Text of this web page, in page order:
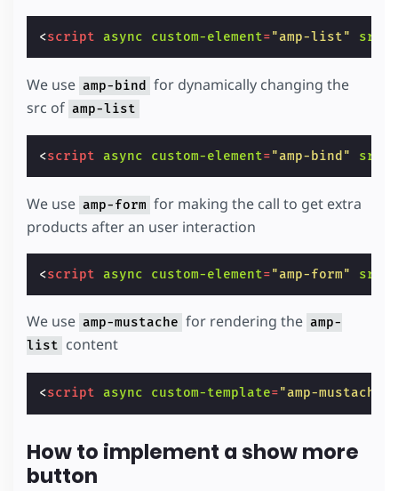
<script async custom-element="amp-list" src
We use amp-bind
for dynamically changing the
src of amp-list
<script async custom-element="amp-bind" src
We use amp-form for making the call to get extra
products after an user interaction
<script async custom-element="amp-form" src
We use amp-mustache for rendering the amp-
list content
<script async custom-template="amp-mustache"
How to implement a show more
button